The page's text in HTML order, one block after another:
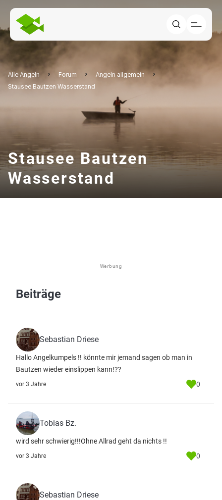
Alle Angeln Forum
Angeln allgemein
Stausee Bautzen Wasserstand
Stausee Bautzen
Wasserstand
Werbung
Beiträge
Sebastian Driese
Hallo Angelkumpels !! könnte mir jemand sagen ob man in
Bautzen wieder einslippen kann!??
vor 3 Jahre 0
Tobias Bz.
wird sehr schwierig!!!Ohne Allrad geht da nichts !!
vor 3 Jahre 0
Sebastian Driese